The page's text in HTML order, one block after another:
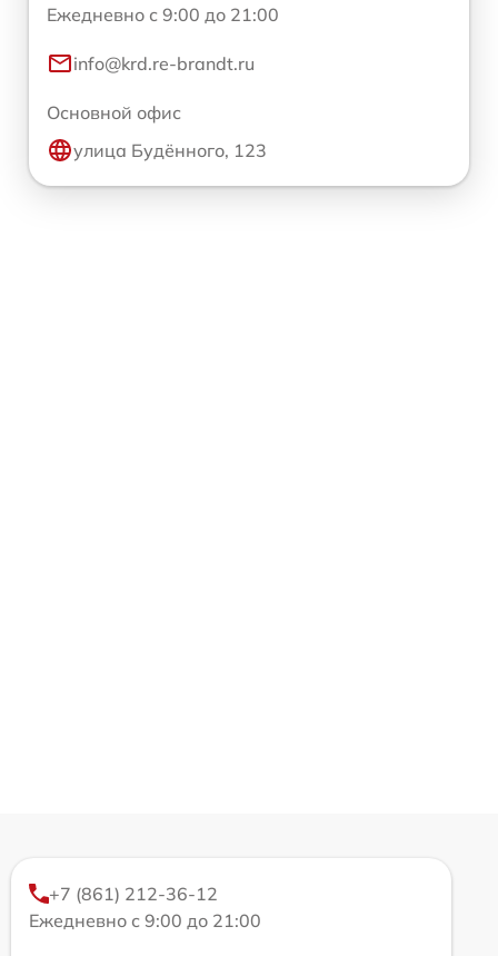
Ежедневно с 9:00 до 21:00
info@krd.re-brandt.ru
Основной офис
улица Будённого, 123
+7 (861) 212-36-12
Ежедневно с 9:00 до 21:00